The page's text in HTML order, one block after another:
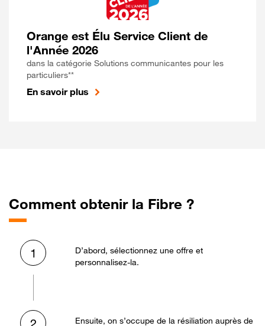
Orange est Élu Service Client de
l'Année 2026
dans la catégorie Solutions communicantes pour les
particuliers**
En savoir plus
Comment obtenir la Fibre ?
1
D’abord, sélectionnez une offre et
personnalisez-la.
Ensuite, on s’occupe de la résiliation auprès de